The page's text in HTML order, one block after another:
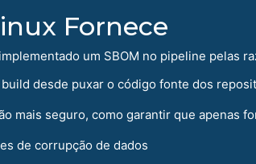
Fornece
um SBOM no pipeline pelas
desde puxar o código fonte dos
mais seguro, como garantir que apenas
de corrupção de dados